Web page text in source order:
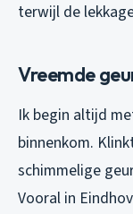
terwijl de
Vreemde
Ik begin altijd
binnenkom.
schimmelige
Vooral in